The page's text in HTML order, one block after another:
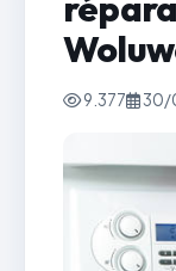
9.377 30/